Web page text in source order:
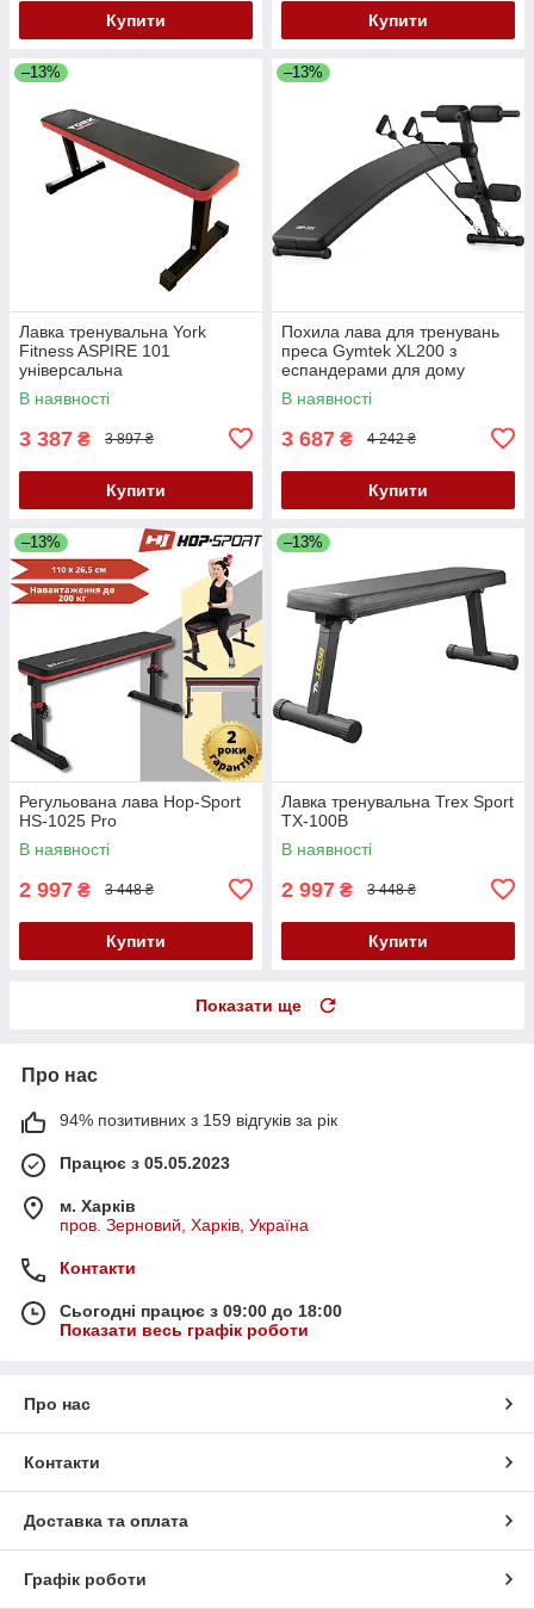
Купити Купити
–13%
Лавка тренувальна York
Fitness ASPIRE 101
універсальна
В наявності
3 387 ₴ 3 897 ₴
Купити
–13%
Похила лава для тренувань
преса Gymtek XL200 з
еспандерами для дому
В наявності
3 687 ₴ 4 242 ₴
Купити
–13%
Регульована лава Hop-Sport
HS-1025 Pro
В наявності
2 997 ₴ 3 448 ₴
Купити
–13%
Лавка тренувальна Trex Sport
TX-100B
В наявності
2 997 ₴ 3 448 ₴
Купити
Показати ще
Про нас
94% позитивних з 159 відгуків за рік
Працює з 05.05.2023
м. Харків
пров. Зерновий, Харків, Україна
Контакти
Сьогодні працює з 09:00 до 18:00
Показати весь графік роботи
Про нас
Контакти
Доставка та оплата
Графік роботи